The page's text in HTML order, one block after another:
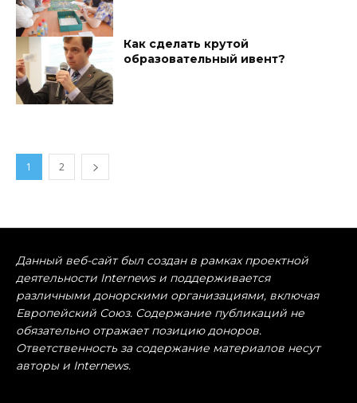
Как сделать крутой
образовательный ивент?
1 2
Данный веб-сайт был создан в рамках проектной
деятельности Internews и поддерживается
различными донорскими организациями, включая
Европейский Союз. Содержание публикаций не
обязательно отражает позицию доноров.
Ответственность за содержание материалов несут
авторы и Internews.